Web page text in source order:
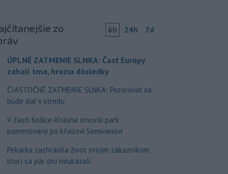
zo
6h 24h 7d
ÚPLNÉ ZATMENIE SLNKA: Časť Európy
zahalí tma, hrozia dôsledky
ČIASTOČNÉ ZATMENIE SLNKA: Pozorovať sa
bude dať v stredu
V časti Košice-Krásna otvorili park
pomenovaný po kňazovi Semivanovi
Pekárka zachránila život svojim zákazníkom,
ktorí sa pár dní neukázali